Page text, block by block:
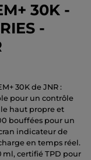
30K -
-
30K de JNR :
pour un contrôle
haut propre et
bouffées pour un
indicateur de
en temps réel.
ml, certifié TPD pour